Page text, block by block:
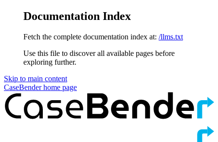
Documentation Index
Fetch the complete documentation index at: /llms.txt
Use this file to discover all available pages before
exploring further.
Skip to main content
CaseBenderhome page